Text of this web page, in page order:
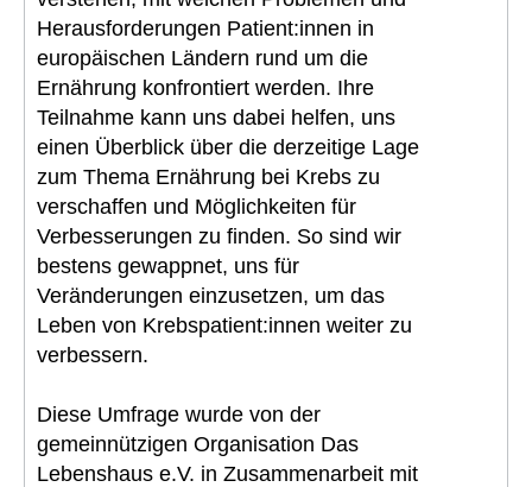
Herausforderungen Patient:innen in
europäischen Ländern rund um die
Ernährung konfrontiert werden. Ihre
Teilnahme kann uns dabei helfen, uns
einen Überblick über die derzeitige Lage
zum Thema Ernährung bei Krebs zu
verschaffen und Möglichkeiten für
Verbesserungen zu finden. So sind wir
bestens gewappnet, uns für
Veränderungen einzusetzen, um das
Leben von Krebspatient:innen weiter zu
verbessern.
Diese Umfrage wurde von der
gemeinnützigen Organisation Das
Lebenshaus e.V. in Zusammenarbeit mit